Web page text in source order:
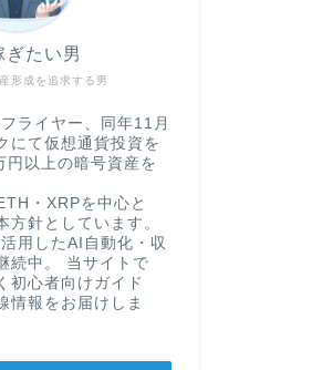
形成を追求する男
ぎたい男
ライヤー、同年11月
にて仮想通貨投資を
円以上の暗号資産を
・XRPを中心と
方針としています。
用したAI自動化・収
続中。 当サイトで
初心者向けガイド
情報をお届けしま